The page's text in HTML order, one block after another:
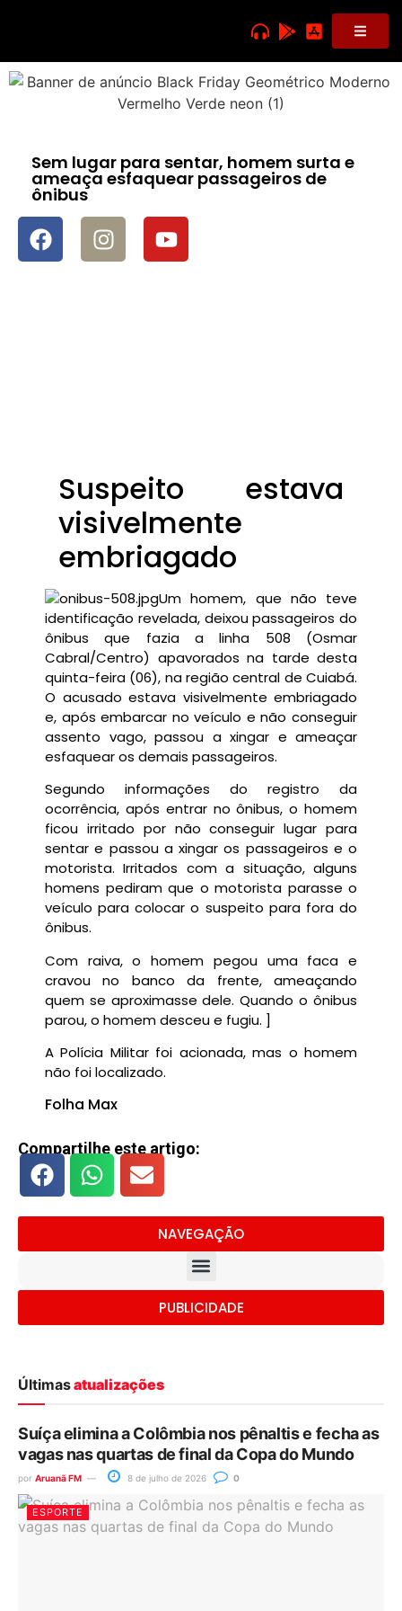
Sem lugar para sentar, homem surta e
ameaça esfaquear passageiros de
ônibus
Suspeito estava
visivelmente
embriagado
Um homem, que não teve
identificação revelada, deixou passageiros do
ônibus que fazia a linha 508 (Osmar
Cabral/Centro) apavorados na tarde desta
quinta-feira (06), na região central de Cuiabá.
O acusado estava visivelmente embriagado
e, após embarcar no veículo e não conseguir
assento vago, passou a xingar e ameaçar
esfaquear os demais passageiros.
Segundo informações do registro da
ocorrência, após entrar no ônibus, o homem
ficou irritado por não conseguir lugar para
sentar e passou a xingar os passageiros e o
motorista. Irritados com a situação, alguns
homens pediram que o motorista parasse o
veículo para colocar o suspeito para fora do
ônibus.
Com raiva, o homem pegou uma faca e
cravou no banco da frente, ameaçando
quem se aproximasse dele. Quando o ônibus
parou, o homem desceu e fugiu. ]
A Polícia Militar foi acionada, mas o homem
não foi localizado.
Folha Max
Compartilhe este artigo:
NAVEGAÇÃO
PUBLICIDADE
Últimasatualizações
Suíça elimina a Colômbia nos pênaltis e fecha as
vagas nas quartas de final da Copa do Mundo
por Aruanã FM 8 de julho de 2026 0
ESPORTE